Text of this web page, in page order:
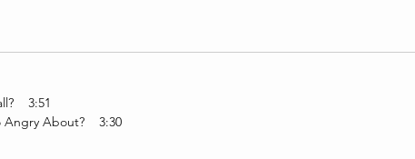
3:51
Angry About? 3:30